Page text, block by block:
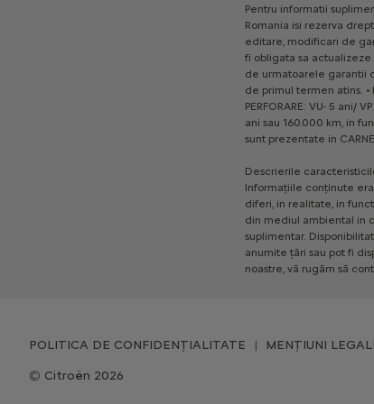
Pentru informatii
Romania isi rezerva
editare, modificari de
fi obligata sa actualizeze
de urmatoarele garantii
de primul termen atins. •
PERFORARE: VU- 5 ani/ VP
ani sau 160.000 km, in
sunt prezentate in
Descrierile
Informațiile conținute
diferi, in realitate, in
din mediul ambiental in
suplimentar.
anumite țări sau pot fi
noastre, vă rugăm să
Citroën 2026
POLITICA DE CONFIDENȚIALITATE MENȚIUNI